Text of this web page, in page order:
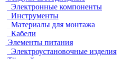
Электронные компоненты
Инструменты
Материалы для монтажа
Кабели
Элементы питания
Электроустановочные изделия